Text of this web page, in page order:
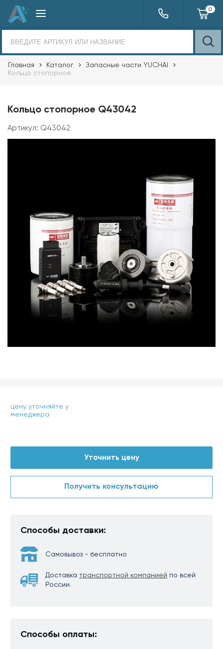
0
Главная Каталог
Запасные части YUCHAI
Кольцо стопорное
Кольцо стопорное Q43042
Артикул: Q43042
цену уточняйте у
менеджера
Уточнить цену
Получить консультацию
Способы доставки:
Самовывоз - бесплатно
Доставка транспортной компанией по всей
России.
Способы оплаты: